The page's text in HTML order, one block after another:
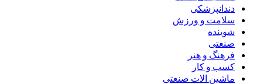
دندانپزشکی
سلامت و ورزش
شوینده
صنعتی
فرهنگ و هنر
کسب و کار
ماشین الات صنعتی